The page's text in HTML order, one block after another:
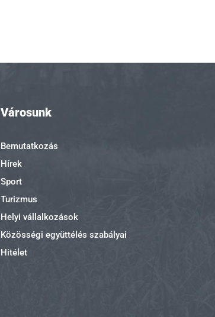
Városunk
Bemutatkozás
Hírek
Sport
Turizmus
Helyi vállalkozások
Közösségi együttélés szabályai
Hitélet